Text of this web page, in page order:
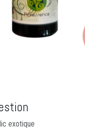
exotique